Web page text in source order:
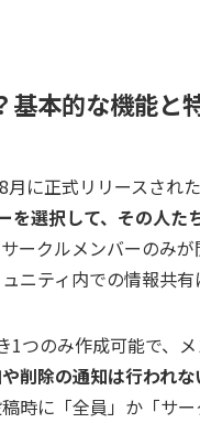
本的な機能と
に正式リリースされ
を選択して、その人た
ークルメンバーのみ
ニティ内での情報共有
1つのみ作成可能で、
削除の通知は行われな
時に「全員」か「サ